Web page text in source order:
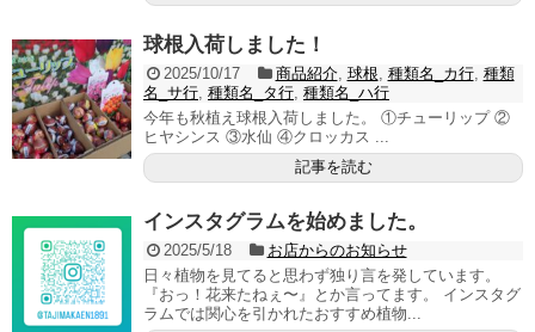
球根入荷しました！
2025/10/17 商品紹介, 球根 種類名_カ行, 種類
名_サ行 種類名_タ行 種類名_ハ行
今年も秋植え球根入荷しました。 ①チューリップ ②
ヒヤシンス ③水仙 ④クロッカス ...
記事を読む
インスタグラムを始めました。
2025/5/18
お店からのお知らせ
日々植物を見てると思わず独り言を発しています。
『おっ！花来たねぇ〜』とか言ってます。 インスタグ
ラムでは関心を引かれたおすすめ植物...